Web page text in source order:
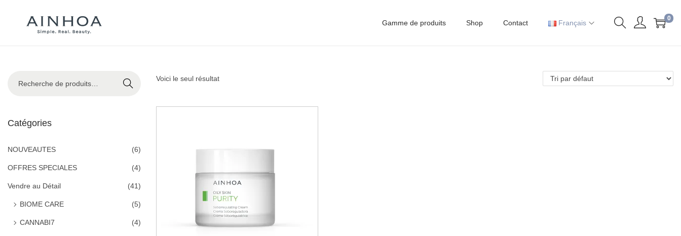
Gamme de produits Shop Contact Français
0
Voici le seul résultat
Recher
Catégories
NOUVEAUTES (6)
OFFRES SPECIALES (4)
Vendre au Détail (41)
BIOME CARE (5)
CANNABI7 (4)